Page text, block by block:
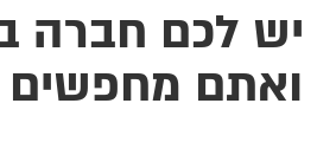
יש לכם חברה
ואתם מחפשים